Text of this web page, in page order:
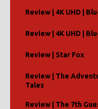
Review | 4K UHD |
Review | 4K UHD |
Review | Star Fox
Review | The
Tales
Review | The 7th